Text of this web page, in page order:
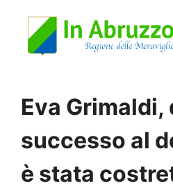
Eva Grimaldi,
successo al
è stata